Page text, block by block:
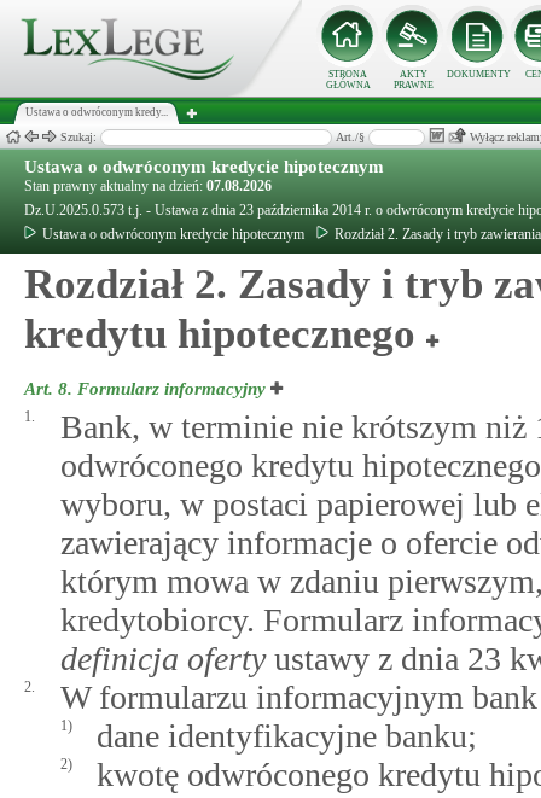
STRONA
GŁÓWNA
AKTY
PRAWNE
DOKUMENTY
Ustawa o odwróconym kredy...
Szukaj: Art./§ Wyłącz
Ustawa o odwróconym kredycie hipotecznym
Stan prawny aktualny na dzień: 07.08.2026
Dz.U.2025.0.573 t.j. - Ustawa z dnia 23 października 2014 r. o odwróconym kredycie
Ustawa o odwróconym kredycie hipotecznym
Rozdział 2. Zasady i tryb
Rozdział 2. Zasady i tryb
kredytu hipotecznego
Art. 8. Formularz informacyjny
1.
Bank, w terminie nie krótszym niż
odwróconego kredytu
wyboru, w postaci papierowej lub
zawierający informacje o ofercie
którym mowa w zdaniu
kredytobiorcy. Formularz
definicja ofertyustawy z dnia 23
2. W formularzu informacyjnym
1) dane identyfikacyjne banku;
2)
kwotę odwróconego kredytu